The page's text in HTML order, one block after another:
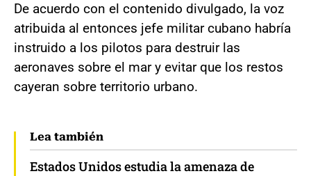
De acuerdo con el contenido divulgado, la voz
atribuida al entonces jefe militar cubano habría
instruido a los pilotos para destruir las
aeronaves sobre el mar y evitar que los restos
cayeran sobre territorio urbano.
Lea también
Estados Unidos estudia la amenaza de